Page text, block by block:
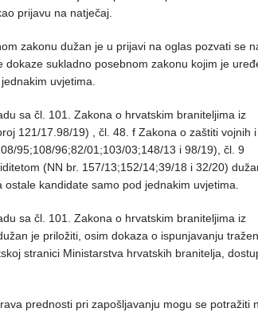
prijavu na natječaj.
zakonu dužan je u prijavi na oglas pozvati se
sukladno posebnom zakonu kojim je
uvjetima.
sa čl. 101. Zakona o hrvatskim braniteljima iz
121/17.98/19) , čl. 48. f Zakona o zaštiti vojnih i
95;108/96;82/01;103/03;148/13 i 98/19), čl. 9
(NN br. 157/13;152/14;39/18 i 32/20)
kandidate samo pod jednakim uvjetima.
sa čl. 101. Zakona o hrvatskim braniteljima iz
je priložiti, osim dokaza o ispunjavanju
stranici Ministarstva hrvatskih branitelja,
prednosti pri zapošljavanju mogu se potražiti